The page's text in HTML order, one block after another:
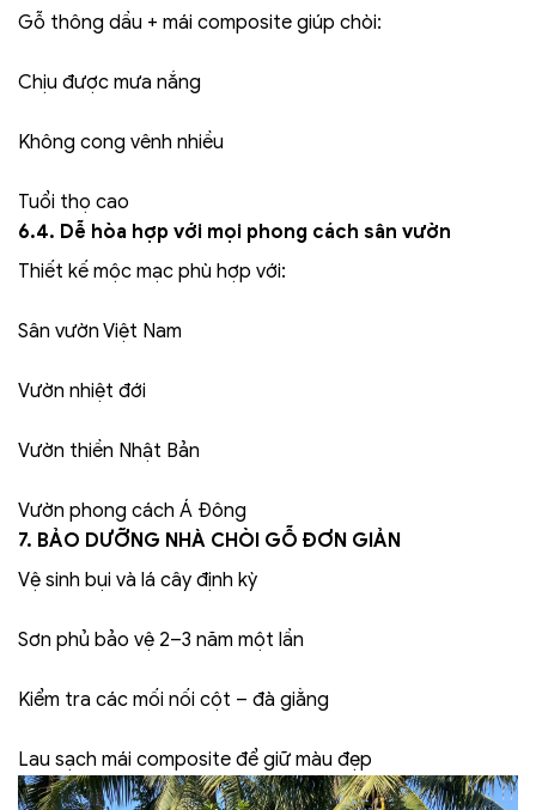
Gỗ thông dầu + mái composite giúp chòi:
Chịu được mưa nắng
Không cong vênh nhiều
Tuổi thọ cao
6.4. Dễ hòa hợp với mọi phong cách sân vườn
Thiết kế mộc mạc phù hợp với:
Sân vườn Việt Nam
Vườn nhiệt đới
Vườn thiền Nhật Bản
Vườn phong cách Á Đông
7. BẢO DƯỠNG NHÀ CHÒI GỖ ĐƠN GIẢN
Vệ sinh bụi và lá cây định kỳ
Sơn phủ bảo vệ 2–3 năm một lần
Kiểm tra các mối nối cột – đà giằng
Lau sạch mái composite để giữ màu đẹp